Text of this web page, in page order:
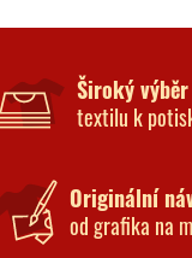
Široký výběr
textilu k
Originální
od grafika na